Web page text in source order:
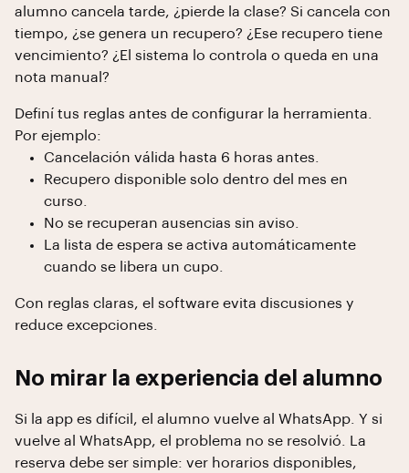
alumno cancela tarde, ¿pierde la clase? Si cancela con
tiempo, ¿se genera un recupero? ¿Ese recupero tiene
vencimiento? ¿El sistema lo controla o queda en una
nota manual?
Definí tus reglas antes de configurar la herramienta.
Por ejemplo:
Cancelación válida hasta 6 horas antes.
Recupero disponible solo dentro del mes en
curso.
No se recuperan ausencias sin aviso.
La lista de espera se activa automáticamente
cuando se libera un cupo.
Con reglas claras, el software evita discusiones y
reduce excepciones.
No mirar la experiencia del alumno
Si la app es difícil, el alumno vuelve al WhatsApp. Y si
vuelve al WhatsApp, el problema no se resolvió. La
reserva debe ser simple: ver horarios disponibles,